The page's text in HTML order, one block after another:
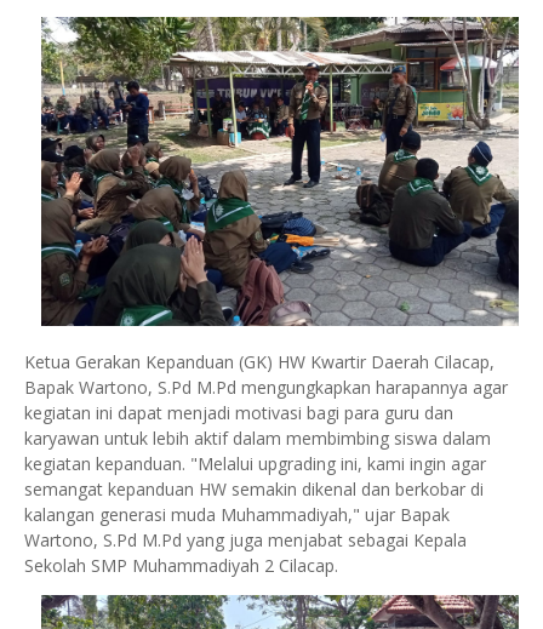
Ketua Gerakan Kepanduan (GK) HW Kwartir Daerah Cilacap,
Bapak Wartono, S.Pd M.Pd mengungkapkan harapannya agar
kegiatan ini dapat menjadi motivasi bagi para guru dan
karyawan untuk lebih aktif dalam membimbing siswa dalam
kegiatan kepanduan. "Melalui upgrading ini, kami ingin agar
semangat kepanduan HW semakin dikenal dan berkobar di
kalangan generasi muda Muhammadiyah," ujar Bapak
Wartono, S.Pd M.Pd yang juga menjabat sebagai Kepala
Sekolah SMP Muhammadiyah 2 Cilacap.